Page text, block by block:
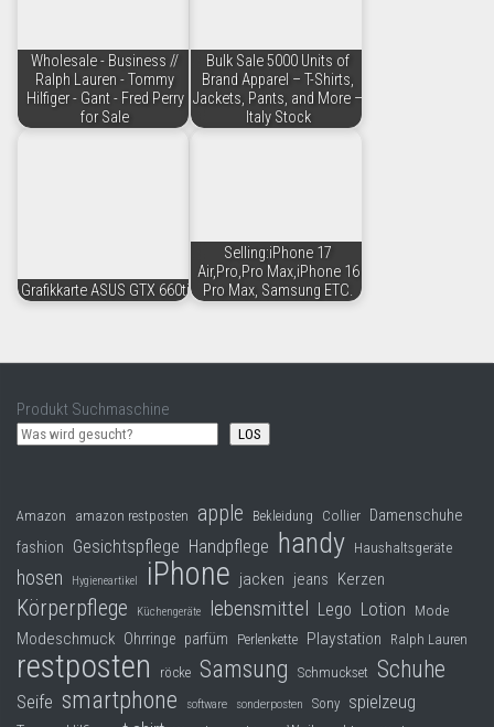
Wholesale - Business //
Ralph Lauren - Tommy
Hilfiger - Gant - Fred Perry
for Sale
Bulk Sale 5000 Units of
Brand Apparel – T-Shirts,
Jackets, Pants, and More –
Italy Stock
Grafikkarte ASUS GTX 660ti
Selling:iPhone 17
Air,Pro,Pro Max,iPhone 16
Pro Max, Samsung ETC.
Produkt Suchmaschine
LOS
Amazon amazon restposten apple Bekleidung Collier Damenschuhe
fashion Gesichtspflege Handpflege handy Haushaltsgeräte
hosen Hygieneartikel iPhone jacken jeans Kerzen
Körperpflege Küchengeräte lebensmittel Lego Lotion Mode
Modeschmuck Ohrringe parfüm Perlenkette Playstation Ralph Lauren
restposten röcke Samsung Schmuckset Schuhe
Seife smartphone software sonderposten Sony spielzeug